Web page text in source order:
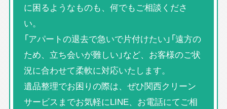
に困るようなものも、何でもご相談くださ
い。
「アパートの退去で急いで片付けたい」「遠方の
ため、立ち会いが難しい」など、お客様のご状
況に合わせて柔軟に対応いたします。
遺品整理でお困りの際は、ぜひ関西クリーン
サービスまでお気軽にLINE、お電話にてご相